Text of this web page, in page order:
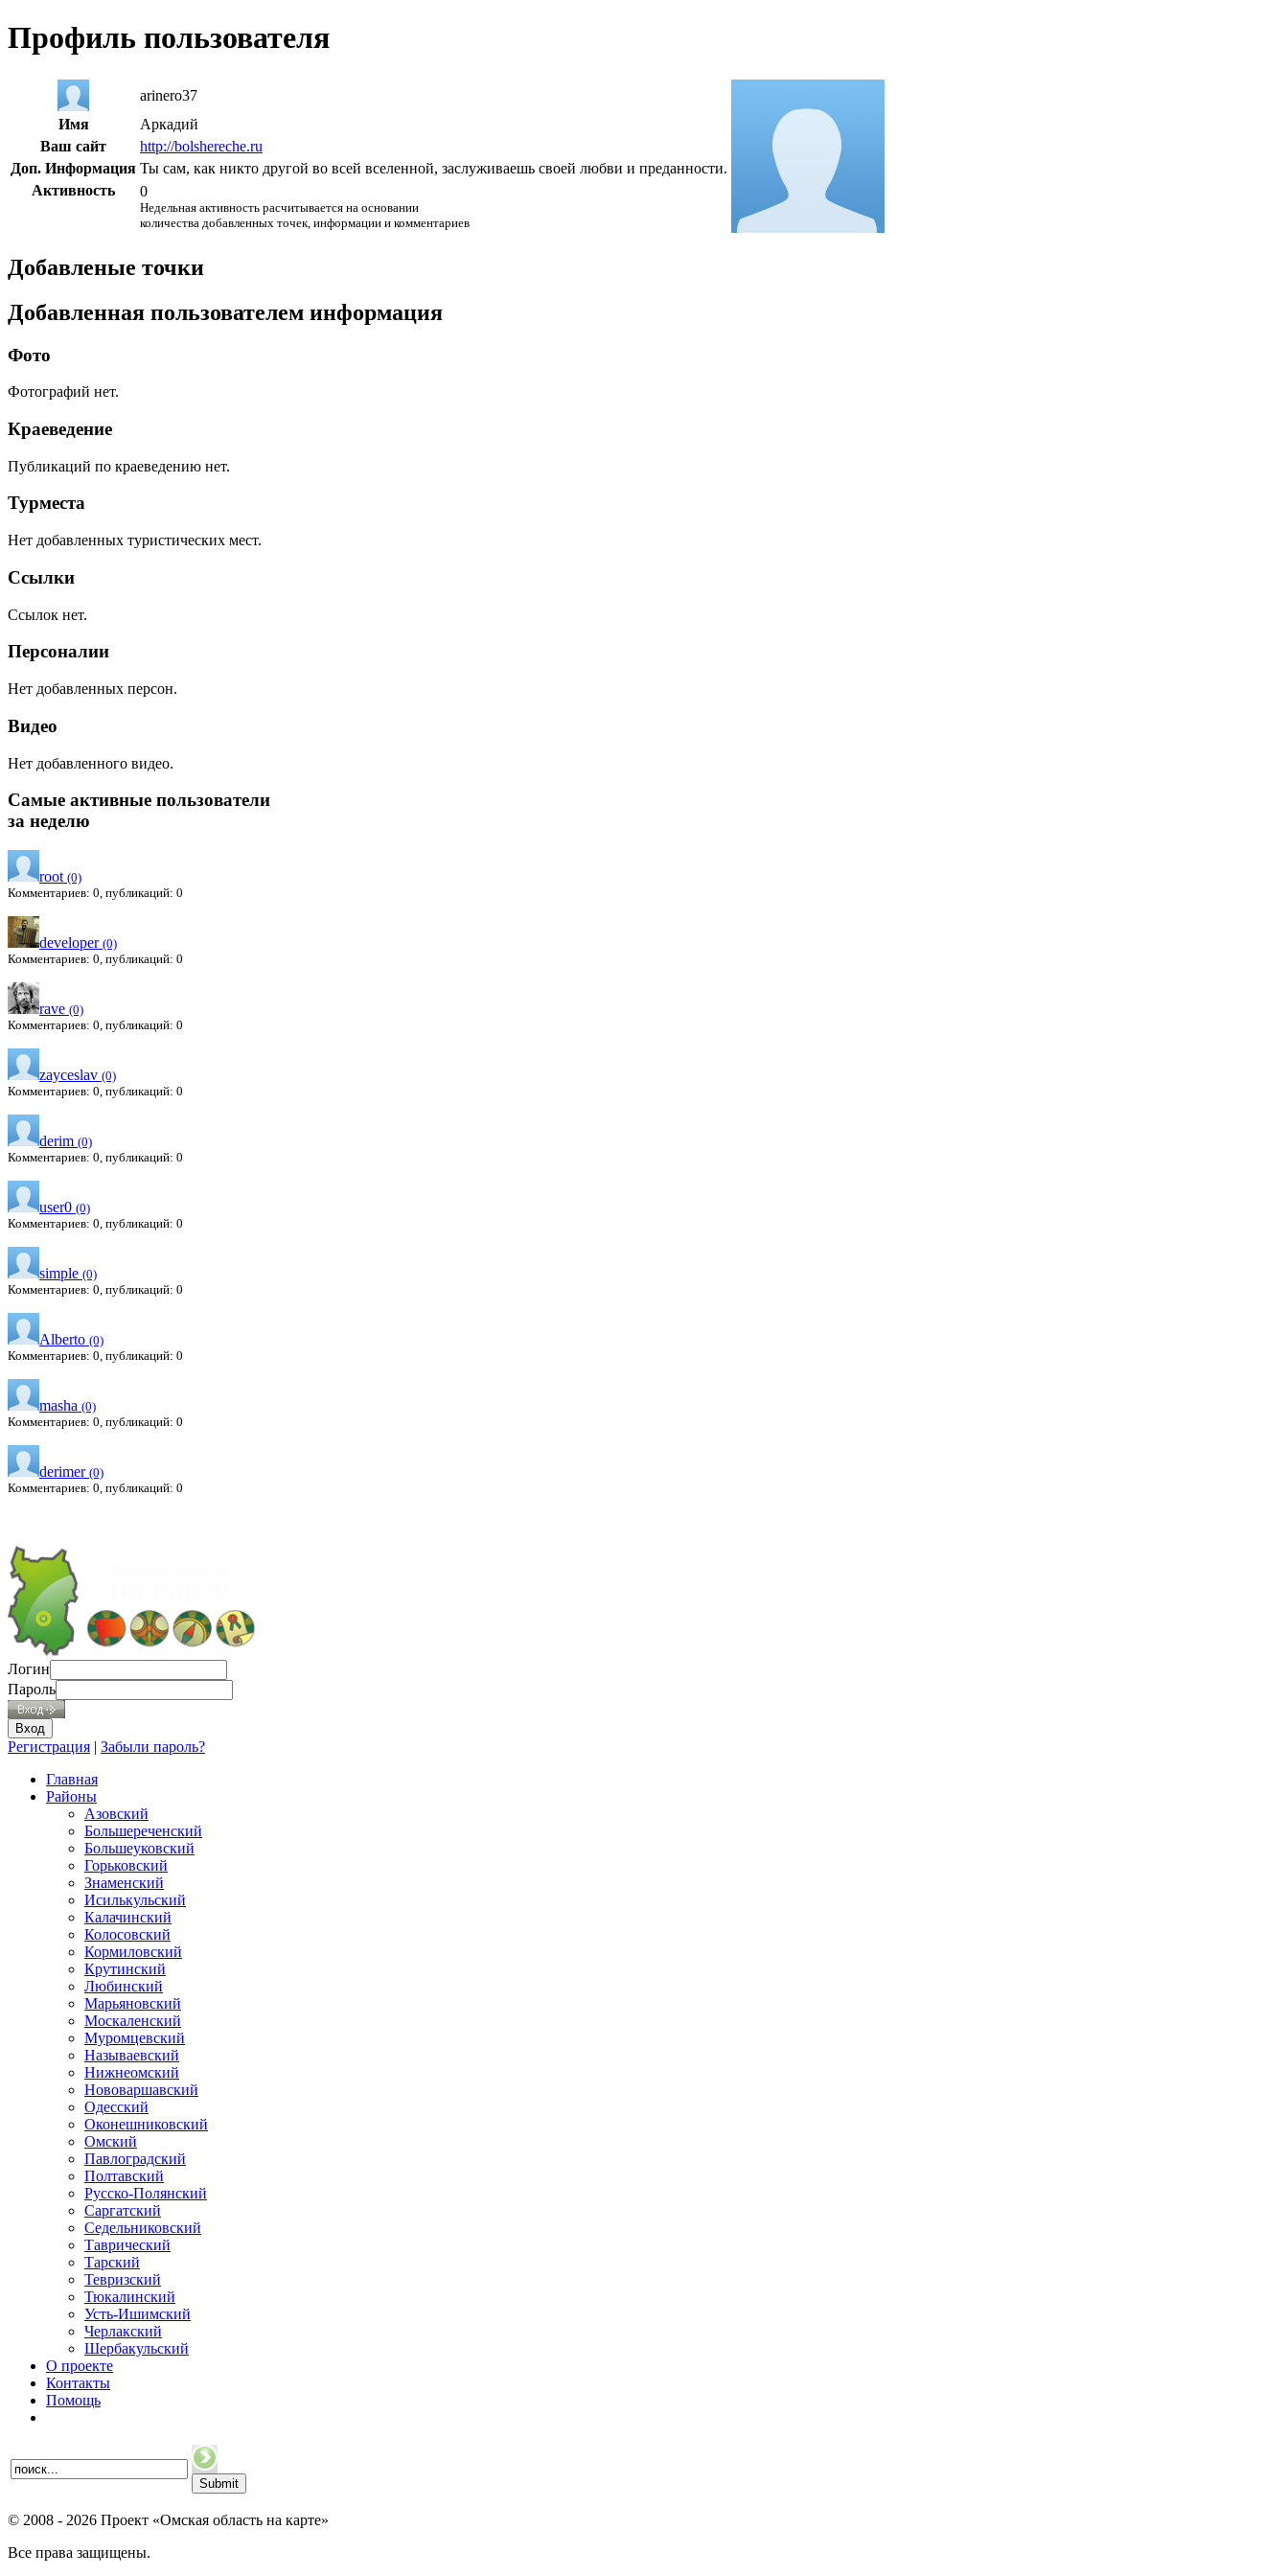
Профиль пользователя
arinero37
Имя
Аркадий
Ваш сайт
http://bolshereche.ru
Доп. Информация Ты сам, как никто другой во всей вселенной, заслуживаешь своей любви и преданности.
Активность
0
Недельная активность расчитывается на основании
количества добавленных точек, информации и комментариев
Добавленые точки
Добавленная пользователем информация
Фото
Фотографий нет.
Краеведение
Публикаций по краеведению нет.
Турместа
Нет добавленных туристических мест.
Ссылки
Ссылок нет.
Персоналии
Нет добавленных персон.
Видео
Нет добавленного видео.
Самые активные пользователи
за неделю
root (0)
Комментариев: 0, публикаций: 0
developer (0)
Комментариев: 0, публикаций: 0
rave (0)
Комментариев: 0, публикаций: 0
zayceslav (0)
Комментариев: 0, публикаций: 0
derim (0)
Комментариев: 0, публикаций: 0
user0 (0)
Комментариев: 0, публикаций: 0
simple (0)
Комментариев: 0, публикаций: 0
Alberto (0)
Комментариев: 0, публикаций: 0
masha (0)
Комментариев: 0, публикаций: 0
derimer (0)
Комментариев: 0, публикаций: 0
Логин
Пароль
Регистрация | Забыли пароль?
Главная
Районы
Азовский
Большереченский
Большеуковский
Горьковский
Знаменский
Исилькульский
Калачинский
Колосовский
Кормиловский
Крутинский
Любинский
Марьяновский
Москаленский
Муромцевский
Называевский
Нижнеомский
Нововаршавский
Одесский
Оконешниковский
Омский
Павлоградский
Полтавский
Русско-Полянский
Саргатский
Седельниковский
Таврический
Тарский
Тевризский
Тюкалинский
Усть-Ишимский
Черлакский
Шербакульский
О проекте
Контакты
Помощь
© 2008 - 2026 Проект «Омская область на карте»
Все права защищены.